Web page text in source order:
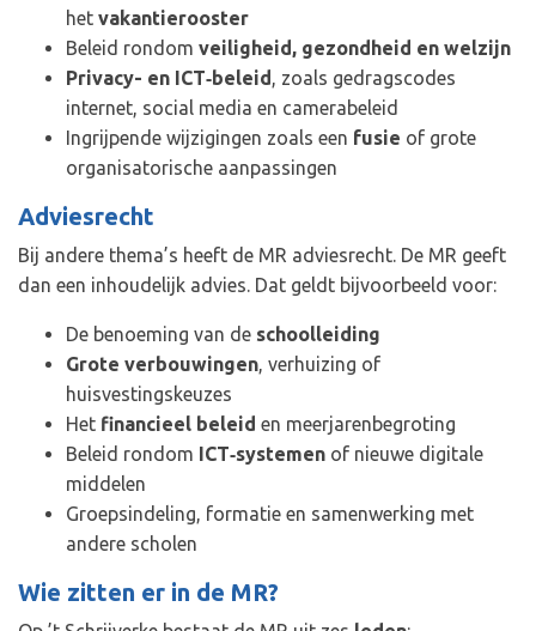
het vakantierooster
Beleid rondom veiligheid, gezondheid en welzijn
Privacy- en ICT‑beleid, zoals gedragscodes
internet, social media en camerabeleid
Ingrijpende wijzigingen zoals een fusie of grote
organisatorische aanpassingen
Adviesrecht
Bij andere thema’s heeft de MR adviesrecht. De MR geeft
dan een inhoudelijk advies. Dat geldt bijvoorbeeld voor:
De benoeming van de schoolleiding
Grote verbouwingen, verhuizing of
huisvestingskeuzes
Het financieel beleid en meerjarenbegroting
Beleid rondom ICT‑systemen of nieuwe digitale
middelen
Groepsindeling, formatie en samenwerking met
andere scholen
Wie zitten er in de MR?